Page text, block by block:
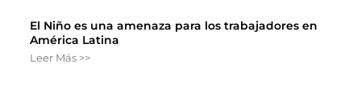
El Niño es una amenaza para los trabajadores en
América Latina
Leer Más >>